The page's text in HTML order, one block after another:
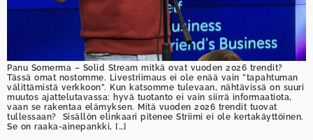
Panu Somerma – Solid Stream mitkä ovat vuoden 2026 trendit?
Tässä omat nostomme. Livestriimaus ei ole enää vain ”tapahtuman
välittämistä verkkoon”. Kun katsomme tulevaan, nähtävissä on suuri
muutos ajattelutavassa: hyvä tuotanto ei vain siirrä informaatiota,
vaan se rakentaa elämyksen. Mitä vuoden 2026 trendit tuovat
tullessaan? Sisällön elinkaari pitenee Striimi ei ole kertakäyttöinen.
Se on raaka-ainepankki, […]